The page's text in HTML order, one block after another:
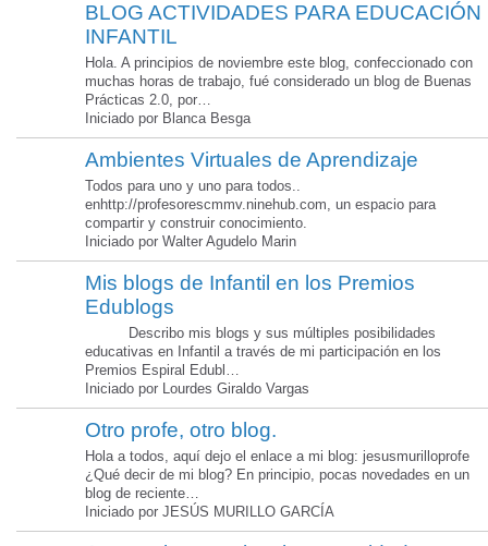
BLOG ACTIVIDADES PARA EDUCACIÓN
INFANTIL
Hola. A principios de noviembre este blog, confeccionado con
muchas horas de trabajo, fué considerado un blog de Buenas
Prácticas 2.0, por…
Iniciado por Blanca Besga
Ambientes Virtuales de Aprendizaje
Todos para uno y uno para todos..
enhttp://profesorescmmv.ninehub.com, un espacio para
compartir y construir conocimiento.
Iniciado por Walter Agudelo Marin
Mis blogs de Infantil en los Premios
Edublogs
Describo mis blogs y sus múltiples posibilidades
educativas en Infantil a través de mi participación en los
Premios Espiral Edubl…
Iniciado por Lourdes Giraldo Vargas
Otro profe, otro blog.
Hola a todos, aquí dejo el enlace a mi blog: jesusmurilloprofe
¿Qué decir de mi blog? En principio, pocas novedades en un
blog de reciente…
Iniciado por JESÚS MURILLO GARCÍA